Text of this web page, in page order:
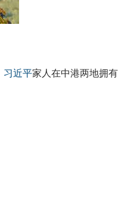
习近平家人在中港两地拥有